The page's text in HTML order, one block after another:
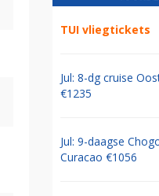
TUI vliegtickets
Jul: 8-dg cruise
€1235
Jul: 9-daagse
Curacao €1056